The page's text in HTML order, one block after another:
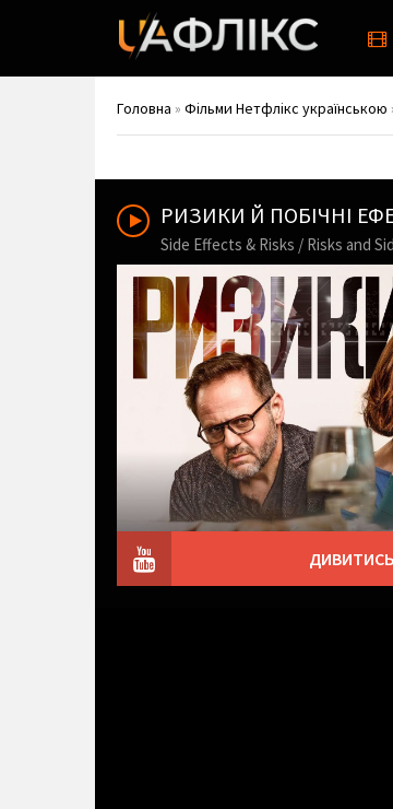
Головна » Фільми Нетфлікс українською
РИЗИКИ Й ПОБІЧНІ
Side Effects & Risks / Risks and